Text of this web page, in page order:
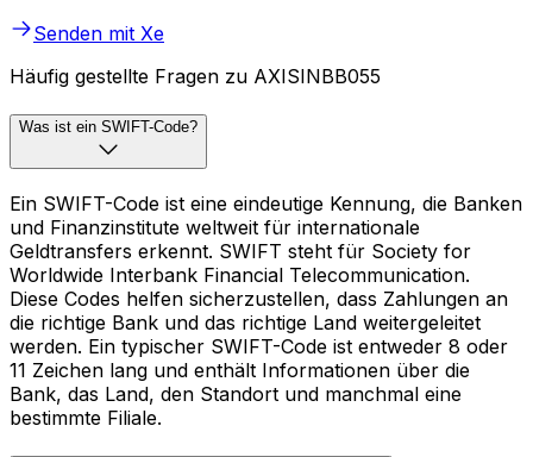
Senden mit Xe
Häufig gestellte Fragen zu AXISINBB055
Was ist ein SWIFT-Code?
Ein SWIFT-Code ist eine eindeutige Kennung, die Banken
und Finanzinstitute weltweit für internationale
Geldtransfers erkennt. SWIFT steht für Society for
Worldwide Interbank Financial Telecommunication.
Diese Codes helfen sicherzustellen, dass Zahlungen an
die richtige Bank und das richtige Land weitergeleitet
werden. Ein typischer SWIFT-Code ist entweder 8 oder
11 Zeichen lang und enthält Informationen über die
Bank, das Land, den Standort und manchmal eine
bestimmte Filiale.